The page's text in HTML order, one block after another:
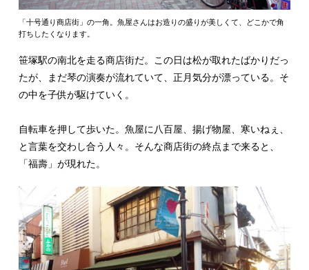
「十号通り商店街」の一角。魚屋さんはお造りの盛りが美しくて、どこかで角
打ちしたくなります。
笹塚駅の南北を走る商店街だ。この日は松が取れたばかりだっ
たが、まだ琴の演奏が流れていて、正月気分が漂っている。そ
の中を子供が駆けていく。
自転車を押して歩いた。魚屋に八百屋、揚げ物屋、寒いねぇ、
と言葉を交わし合う人々。そんな商店街の終点まで来ると、
「福壽」が現れた。